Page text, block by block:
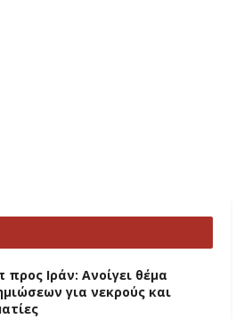
προς Ιράν: Ανοίγει θέμα
για νεκρούς και